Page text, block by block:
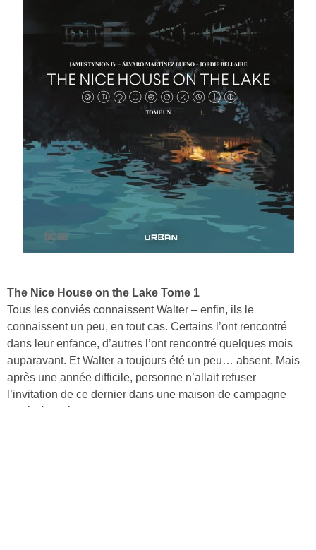
The Nice House on the Lake Tome 1
Tous les conviés connaissent Walter – enfin, ils le
connaissent un peu, en tout cas. Certains l’ont rencontré
dans leur enfance, d’autres l’ont rencontré quelques mois
auparavant. Et Walter a toujours été un peu… absent. Mais
après une année difficile, personne n’allait refuser
l’invitation de ce dernier dans une maison de campagne
située à l’orée d’un bois et avec vue sur lac. C’est beau,